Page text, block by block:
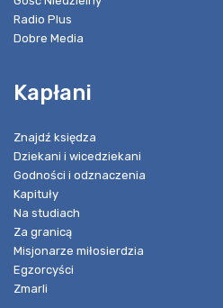
Radio Plus
Dobre Media
Kapłani
Znajdź księdza
Dziekani i wicedziekani
Godności i odznaczenia
Kapituły
Na studiach
Za granicą
Misjonarze miłosierdzia
Egzorcyści
Zmarli